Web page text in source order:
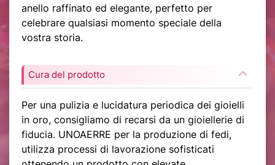
anello raffinato ed elegante, perfetto per
celebrare qualsiasi momento speciale della
vostra storia.
Cura del prodotto
Per una pulizia e lucidatura periodica dei gioielli
in oro, consigliamo di recarsi da un gioiellerie di
fiducia. UNOAERRE per la produzione di fedi,
utilizza processi di lavorazione sofisticati